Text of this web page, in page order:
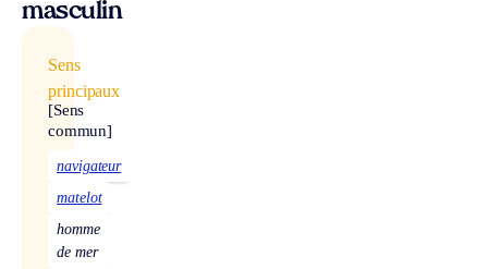
masculin
Sens
principaux
[Sens
commun]
navigateur
matelot
homme
de mer